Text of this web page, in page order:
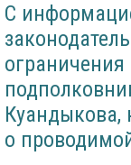
С
ограничения
Куандыкова,
о